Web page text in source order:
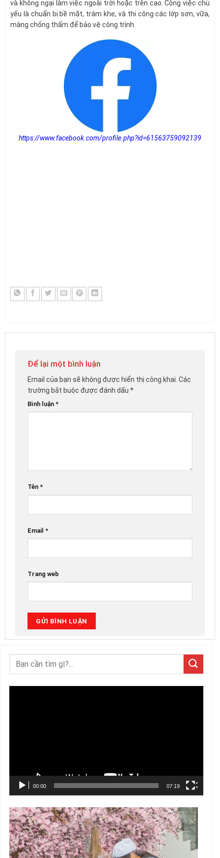
và không ngại làm việc ngoài trời hoặc trên cao. Công việc chủ
yếu là chuẩn bị bề mặt, trám khe, và thi công các lớp sơn, vữa,
màng chống thấm để bảo vệ công trình.
https://www.facebook.com/profile.php?id=61563759092139
Để lại một bình luận
Email của bạn sẽ không được hiển thị công khai. Các
trường bắt buộc được đánh dấu *
Bình luận *
Tên *
Email *
Trang web
00:00 07:19